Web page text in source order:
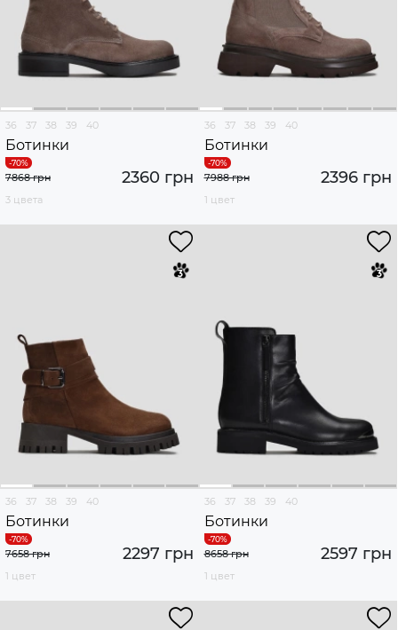
36 37 38 39 40
Ботинки
2360 грн
7868 грн
3 цвета
36 37 38 39 40
Ботинки
2396 грн
7988 грн
1 цвет
36 37 38 39 40
Ботинки
2297 грн
7658 грн
1 цвет
36 37 38 39 40
Ботинки
2597 грн
8658 грн
1 цвет